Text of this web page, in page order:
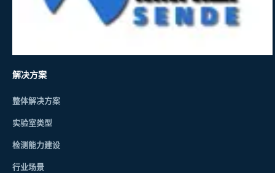
解决方案
整体解决方案
实验室类型
检测能力建设
行业场景